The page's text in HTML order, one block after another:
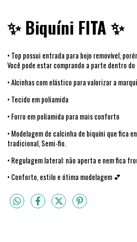
✨ Biquíni FITA ✨
• Top possui entrada para bojo removível,
Você pode estar comprando a parte dentro
• Alcinhas com elástico para valorizar a
• Tecido em poliamida
• Forro em poliamida para mais conforto
• Modelagem de calcinha de biquíni que fica
tradicional, Semi-fio.
• Regulagem lateral: não aperta e nem fica
• Conforto, estilo e ótima modelagem 💕